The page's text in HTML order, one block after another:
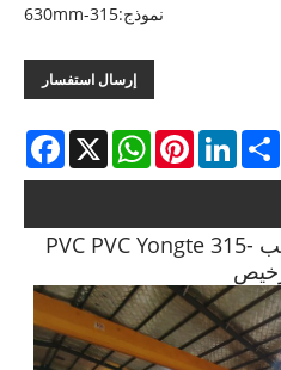
نموذج:315-630mm
إرسال استفسار
X
WhatsAppPinterestLinkedInShare
شراء آلة تصنيع أنابيب PVC PVC Yongte 315-